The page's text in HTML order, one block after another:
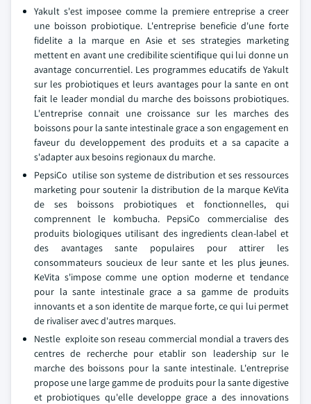
Yakult s'est imposee comme la premiere entreprise a creer
une boisson probiotique. L'entreprise beneficie d'une forte
fidelite a la marque en Asie et ses strategies marketing
mettent en avant une credibilite scientifique qui lui donne un
avantage concurrentiel. Les programmes educatifs de Yakult
sur les probiotiques et leurs avantages pour la sante en ont
fait le leader mondial du marche des boissons probiotiques.
L'entreprise connait une croissance sur les marches des
boissons pour la sante intestinale grace a son engagement en
faveur du developpement des produits et a sa capacite a
s'adapter aux besoins regionaux du marche.
PepsiCo utilise son systeme de distribution et ses ressources
marketing pour soutenir la distribution de la marque KeVita
de ses boissons probiotiques et fonctionnelles, qui
comprennent le kombucha. PepsiCo commercialise des
produits biologiques utilisant des ingredients clean-label et
des avantages sante populaires pour attirer les
consommateurs soucieux de leur sante et les plus jeunes.
KeVita s'impose comme une option moderne et tendance
pour la sante intestinale grace a sa gamme de produits
innovants et a son identite de marque forte, ce qui lui permet
de rivaliser avec d'autres marques.
Nestle exploite son reseau commercial mondial a travers des
centres de recherche pour etablir son leadership sur le
marche des boissons pour la sante intestinale. L'entreprise
propose une large gamme de produits pour la sante digestive
et probiotiques qu'elle developpe grace a des innovations